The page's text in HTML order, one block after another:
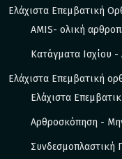
Ελάχιστα Επεμβατική
AMIS- ολική
Κατάγματα Ισχίου
Ελάχιστα Επεμβατική
Ελάχιστα
Αρθροσκόπηση -
Συνδεσμοπλαστική